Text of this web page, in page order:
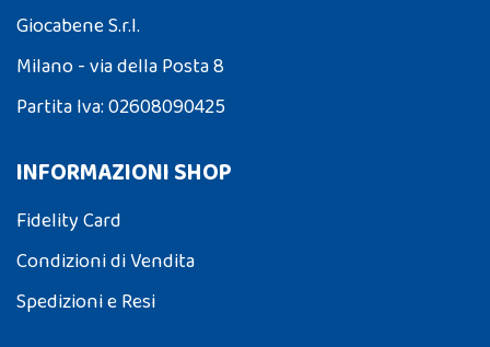
Giocabene S.r.l.
Milano - via della Posta 8
Partita Iva: 02608090425
INFORMAZIONI SHOP
Fidelity Card
Condizioni di Vendita
Spedizioni e Resi